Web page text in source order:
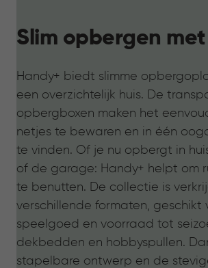
Slim opbergen
Handy+ biedt slimme
een overzichtelijk huis. De
opbergboxen maken het
netjes te bewaren en in één
te vinden. Of je nu opbergt in
of de garage: Handy+ helpt om
te benutten. De collectie is
verschillende formaten, geschikt
speelgoed en voorraad tot
dekbedden en hobbyspullen.
stapelbare ontwerp en de